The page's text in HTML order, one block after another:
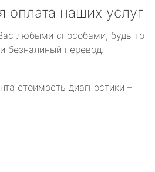
оплата наших услуг
любыми способами, будь то
безналиный перевод.
стоимость диагностики –